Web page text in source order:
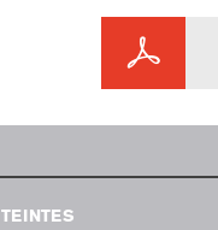
TEINTES